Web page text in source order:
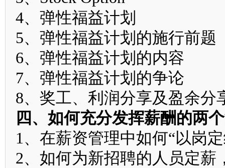
4、弹性福益计划
5、弹性福益计划的施行前题
6、弹性福益计划的内容
7、弹性福益计划的争论
8、奖工、利润分享及盈余分
四、如何充分发挥薪酬的两
1、在薪资管理中如何“以岗
2、如何为新招聘的人员定